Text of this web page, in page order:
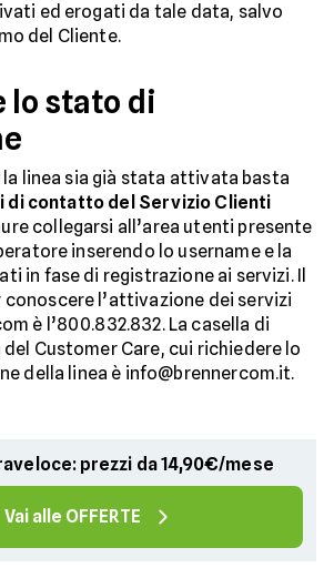
ed erogati da tale data, salvo
del Cliente.
stato di
la linea sia già stata attivata basta
di contatto del Servizio Clienti
collegarsi all’area utenti presente
inserendo lo username e la
in fase di registrazione ai servizi. Il
conoscere l’attivazione dei servizi
è l’800.832.832. La casella di
Customer Care, cui richiedere lo
della linea è info@brennercom.it.
prezzi da 14,90€/mese
Vai alle OFFERTE